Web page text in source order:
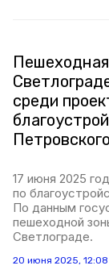
среди
17 июня 2025
по
По данным
пешеходной
Светлограде.
20 июня 2025, 12:08